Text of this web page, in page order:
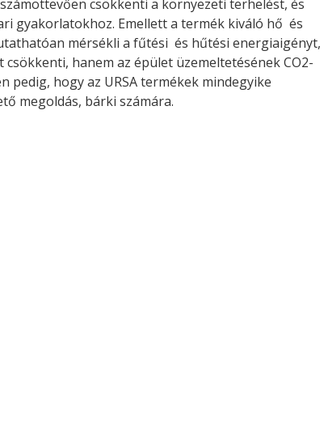
csökkenti a környezeti terhelést, és
gyakorlatokhoz. Emellett a termék kiváló hő  és
mérsékli a fűtési  és hűtési energiaigényt,
hanem az épület üzemeltetésének CO2-
pedig, hogy az URSA termékek mindegyike
megoldás, bárki számára.